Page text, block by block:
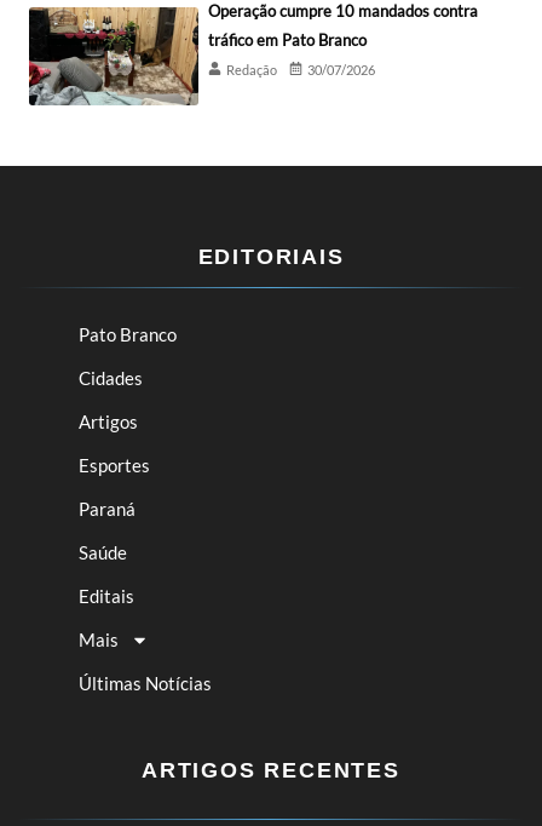
Operação cumpre 10 mandados contra
tráfico em Pato Branco
Redação 30/07/2026
EDITORIAIS
Pato Branco
Cidades
Artigos
Esportes
Paraná
Saúde
Editais
Mais
Últimas Notícias
ARTIGOS RECENTES